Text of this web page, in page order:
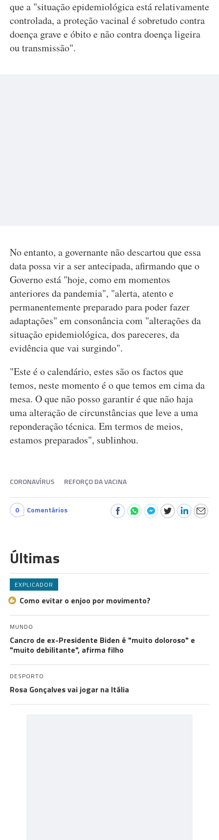
que a "situação epidemiológica está relativamente
controlada, a proteção vacinal é sobretudo contra
doença grave e óbito e não contra doença ligeira
ou transmissão".
No entanto, a governante não descartou que essa
data possa vir a ser antecipada, afirmando que o
Governo está "hoje, como em momentos
anteriores da pandemia", "alerta, atento e
permanentemente preparado para poder fazer
adaptações" em consonância com "alterações da
situação epidemiológica, dos pareceres, da
evidência que vai surgindo".
"Este é o calendário, estes são os factos que
temos, neste momento é o que temos em cima da
mesa. O que não posso garantir é que não haja
uma alteração de circunstâncias que leve a uma
reponderação técnica. Em termos de meios,
estamos preparados", sublinhou.
CORONAVÍRUS REFORÇO DA VACINA
0 Comentários
Últimas
EXPLICADOR
Como evitar o enjoo por movimento?
MUNDO
Cancro de ex-Presidente Biden é "muito doloroso" e
"muito debilitante", afirma filho
DESPORTO
Rosa Gonçalves vai jogar na Itália